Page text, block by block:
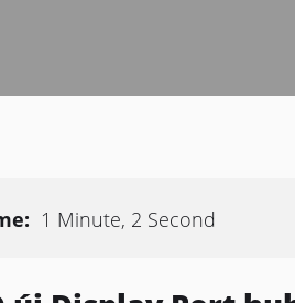
1 Minute, 2 Second